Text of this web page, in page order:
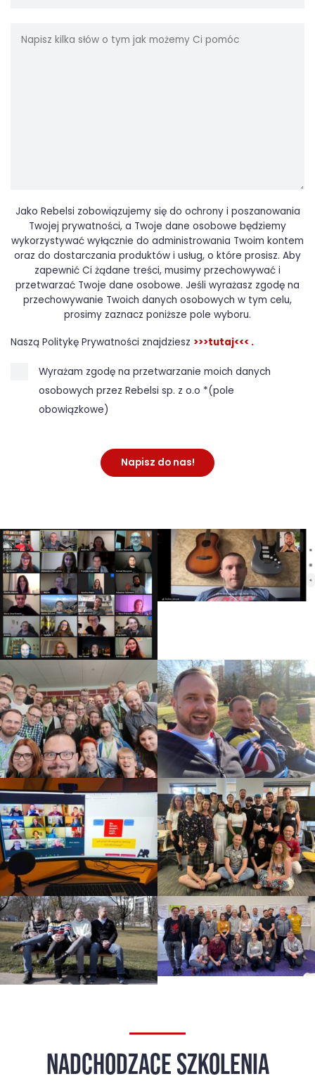
Jako Rebelsi zobowiązujemy się do ochrony i poszanowania
Twojej prywatności, a Twoje dane osobowe będziemy
wykorzystywać wyłącznie do administrowania Twoim kontem
oraz do dostarczania produktów i usług, o które prosisz. Aby
zapewnić Ci żądane treści, musimy przechowywać i
przetwarzać Twoje dane osobowe. Jeśli wyrażasz zgodę na
przechowywanie Twoich danych osobowych w tym celu,
prosimy zaznacz poniższe pole wyboru.
Naszą Politykę Prywatności znajdziesz >>>tutaj<<< .
Wyrażam zgodę na przetwarzanie moich danych
osobowych przez Rebelsi sp. z o.o *(pole
obowiązkowe)
NADCHODZACE SZKOLENIA